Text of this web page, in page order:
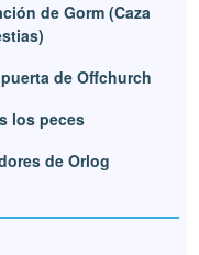
de Gorm (Caza
de Offchurch
los peces
de Orlog